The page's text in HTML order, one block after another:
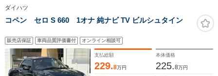
ダイハツ
コペン セロ S 660 1オナ 純ナビ TV ビルシュタイン
販売店保証 車両品質評価書付 オンライン相談可
支払総額
229.8万円
本体価格
225.8万円